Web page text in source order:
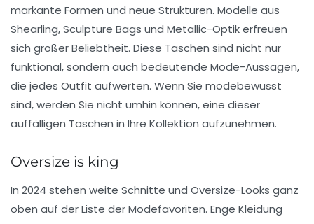
markante Formen und neue Strukturen. Modelle aus
Shearling, Sculpture Bags und Metallic-Optik erfreuen
sich großer Beliebtheit. Diese Taschen sind nicht nur
funktional, sondern auch bedeutende Mode-Aussagen,
die jedes Outfit aufwerten. Wenn Sie modebewusst
sind, werden Sie nicht umhin können, eine dieser
auffälligen Taschen in Ihre Kollektion aufzunehmen.
Oversize is king
In 2024 stehen weite Schnitte und Oversize-Looks ganz
oben auf der Liste der Modefavoriten. Enge Kleidung